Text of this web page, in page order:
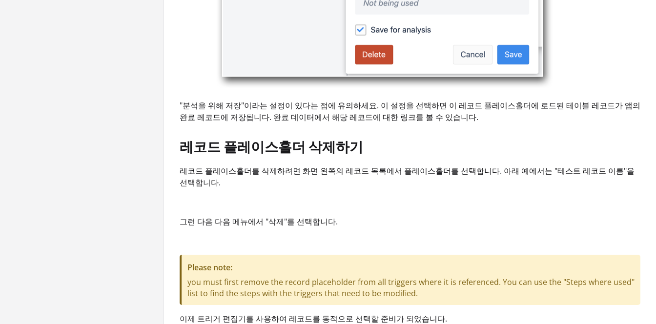
"분석을 위해 저장"이라는 설정이 있다는 점에 유의하세요. 이 설정을 선택하면 이 레코드 플레이스홀더에 로드된 테이블 레코드가 앱의
완료 레코드에 저장됩니다. 완료 데이터에서 해당 레코드에 대한 링크를 볼 수 있습니다.
레코드 플레이스홀더 삭제하기
레코드 플레이스홀더를 삭제하려면 화면 왼쪽의 레코드 목록에서 플레이스홀더를 선택합니다. 아래 예에서는 "테스트 레코드 이름"을
선택합니다.
그런 다음 다음 메뉴에서 "삭제"를 선택합니다.
Please note:
you must first remove the record placeholder from all triggers where it is referenced. You can use the "Steps where used"
list to find the steps with the triggers that need to be modified.
이제 트리거 편집기를 사용하여 레코드를 동적으로 선택할 준비가 되었습니다.